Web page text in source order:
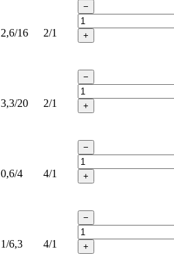
2,6/16 2/1
−
+
3,3/20 2/1
−
+
0,6/4 4/1
−
+
1/6,3 4/1
−
+